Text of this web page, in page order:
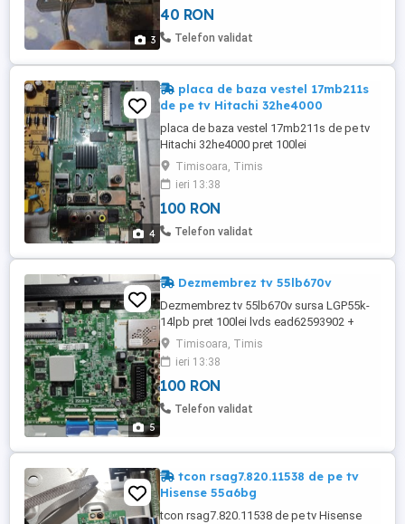
3
40 RON
Telefon validat
4
placa de baza vestel 17mb211s
de pe tv Hitachi 32he4000
placa de baza vestel 17mb211s de pe tv
Hitachi 32he4000 pret 100lei
Timisoara, Timis
ieri 13:38
100 RON
Telefon validat
5
Dezmembrez tv 55lb670v
Dezmembrez tv 55lb670v sursa LGP55k-
14lpb pret 100lei lvds ead62593902 +
ead62593901 pret 30lei set 3 difuzoare 2
8ohm 10w eab62829101 + 1 10ohm
10weab63030701 pret 40lei
Timisoara, Timis
ieri 13:38
100 RON
Telefon validat
tcon rsag7.820.11538 de pe tv
Hisense 55a6bg
tcon rsag7.820.11538 de pe tv Hisense